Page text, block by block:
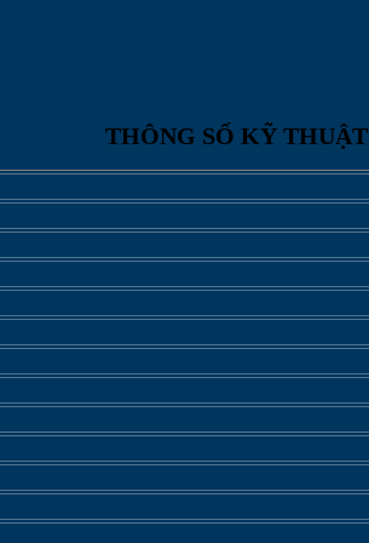
THÔNG SỐ KỸ THUẬT